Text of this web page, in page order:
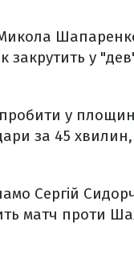
закрутить у
у
за 45
Сергій
матч проти